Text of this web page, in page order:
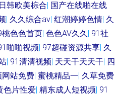
韩欧美棕合| 国产在线啪在线
| 久久综合av| 红潮婷婷色情| 久
桃色色首页| 色色AV久久| 91社
啪啪视频| 97超碰资源共享| 久
| 91清清视频| 天天干天天干| 四
网站免费| 蜜桃精品一| 久草免费
色片性爱| 精东成人短视频| 91